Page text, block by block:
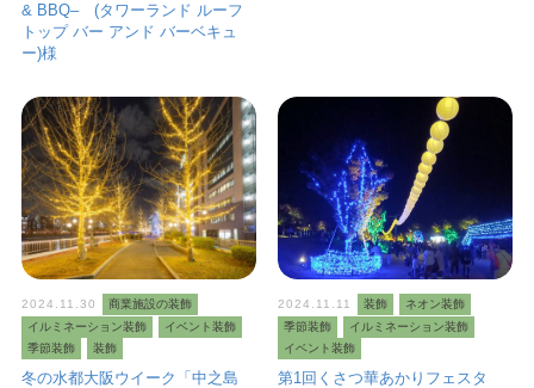
& BBQ– (タワーランド ルーフ
トップ バー アンド バーベキュ
ー)様
冬の水都大阪ウイーク「中之島
2024.11.30
商業施設の装飾
イルミネーション装飾
イベント装飾
季節装飾
装飾
第1回くさつ華あかりフェスタ
2024.11.11 装飾
ネオン装飾
季節装飾
イルミネーション装飾
イベント装飾